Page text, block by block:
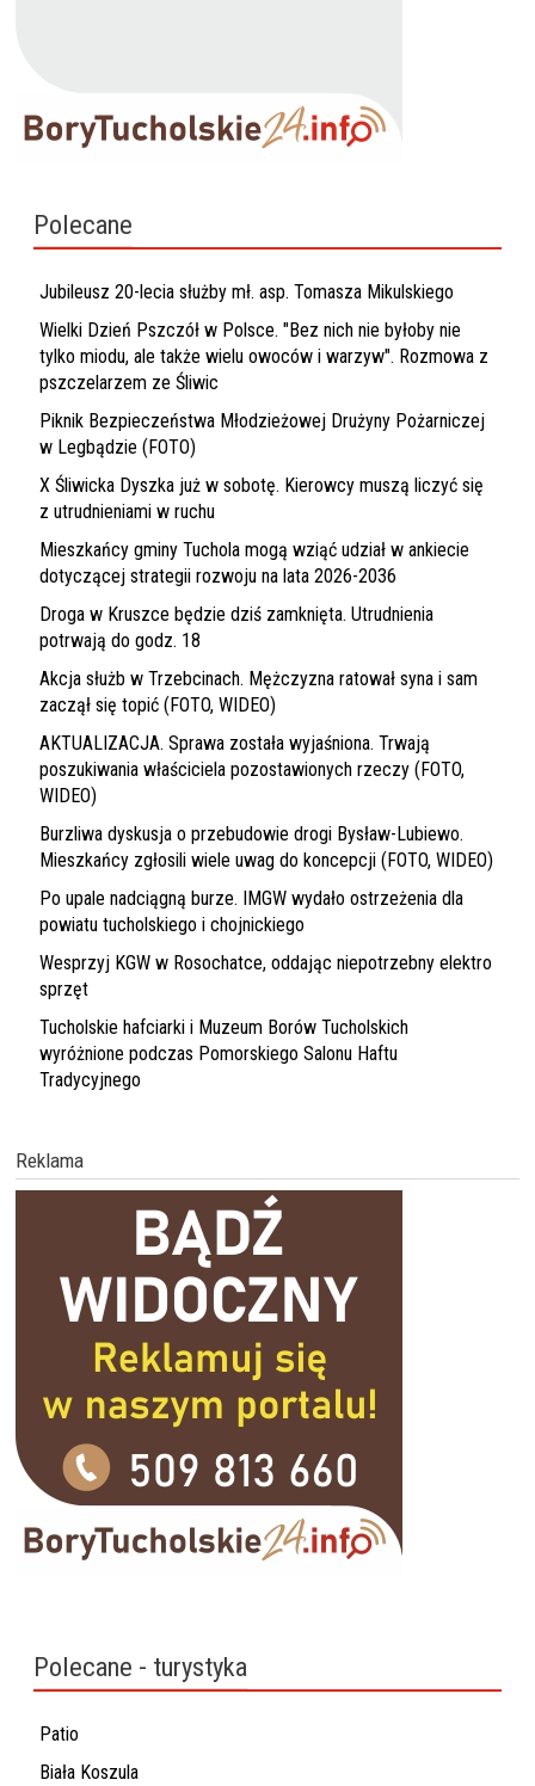
Polecane
Jubileusz 20-lecia służby mł. asp. Tomasza Mikulskiego
Wielki Dzień Pszczół w Polsce. "Bez nich nie byłoby nie
tylko miodu, ale także wielu owoców i warzyw". Rozmowa z
pszczelarzem ze Śliwic
Piknik Bezpieczeństwa Młodzieżowej Drużyny Pożarniczej
w Legbądzie (FOTO)
X Śliwicka Dyszka już w sobotę. Kierowcy muszą liczyć się
z utrudnieniami w ruchu
Mieszkańcy gminy Tuchola mogą wziąć udział w ankiecie
dotyczącej strategii rozwoju na lata 2026-2036
Droga w Kruszce będzie dziś zamknięta. Utrudnienia
potrwają do godz. 18
Akcja służb w Trzebcinach. Mężczyzna ratował syna i sam
zaczął się topić (FOTO, WIDEO)
AKTUALIZACJA. Sprawa została wyjaśniona. Trwają
poszukiwania właściciela pozostawionych rzeczy (FOTO,
WIDEO)
Burzliwa dyskusja o przebudowie drogi Bysław-Lubiewo.
Mieszkańcy zgłosili wiele uwag do koncepcji (FOTO, WIDEO)
Po upale nadciągną burze. IMGW wydało ostrzeżenia dla
powiatu tucholskiego i chojnickiego
Wesprzyj KGW w Rosochatce, oddając niepotrzebny elektro
sprzęt
Tucholskie hafciarki i Muzeum Borów Tucholskich
wyróżnione podczas Pomorskiego Salonu Haftu
Tradycyjnego
Reklama
Polecane - turystyka
Patio
Biała Koszula